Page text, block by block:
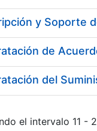
y Soporte
el intervalo 11 -